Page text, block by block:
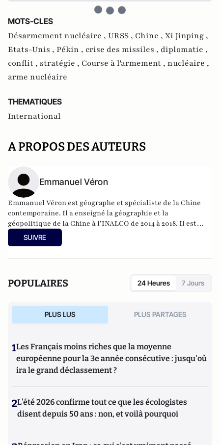
MOTS-CLES
Désarmement nucléaire , URSS , Chine , Xi Jinping ,
Etats-Unis , Pékin , crise des missiles , diplomatie ,
conflit , stratégie , Course à l'armement , nucléaire ,
arme nucléaire
THEMATIQUES
International
A PROPOS DES AUTEURS
Emmanuel Véron
Emmanuel Véron est géographe et spécialiste de la Chine
contemporaine. Il a enseigné la géographie et la
géopolitique de la Chine à l’INALCO de 2014 à 2018. Il est
enseignant-chercheur associé à l'Ecole navale.
SUIVRE
POPULAIRES 24 Heures 7 Jours
PLUS LUS PLUS PARTAGES
1Les Français moins riches que la moyenne
européenne pour la 3e année consécutive : jusqu'où
ira le grand déclassement ?
2L’été 2026 confirme tout ce que les écologistes
disent depuis 50 ans : non, et voilà pourquoi